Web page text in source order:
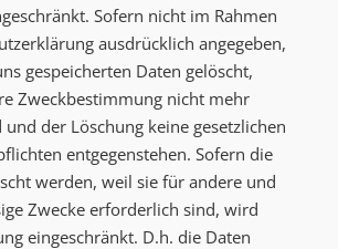
Sofern nicht im Rahmen
ausdrücklich angegeben,
gespeicherten Daten gelöscht,
Zweckbestimmung nicht mehr
der Löschung keine gesetzlichen
entgegenstehen. Sofern die
werden, weil sie für andere und
Zwecke erforderlich sind, wird
eingeschränkt. D.h. die Daten